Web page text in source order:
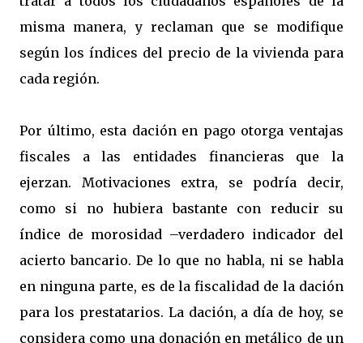
misma manera, y reclaman que se modifique
según los índices del precio de la vivienda para
cada región.
Por último, esta dación en pago otorga ventajas
fiscales a las entidades financieras que la
ejerzan. Motivaciones extra, se podría decir,
como si no hubiera bastante con reducir su
índice de morosidad –verdadero indicador del
acierto bancario. De lo que no habla, ni se habla
en ninguna parte, es de la fiscalidad de la dación
para los prestatarios. La dación, a día de hoy, se
considera como una donación en metálico de un